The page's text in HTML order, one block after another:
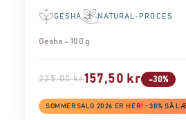
GESHA NATURAL-PROCES
Gesha - 100 g
225,00 kr157,50 kr -30%
SOMMERSALG 2026 ER HER! −30% SÅ